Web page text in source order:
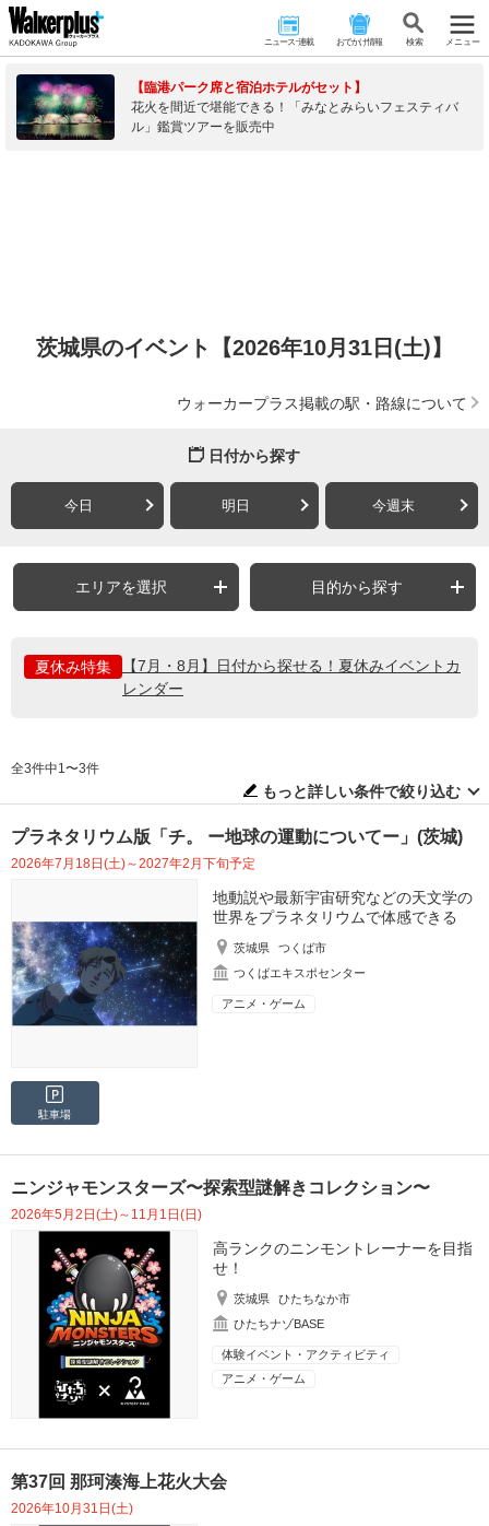
ニュース･連載 おでかけ情報 検 索 メニュー
【臨港パーク席と宿泊ホテルがセット】
花火を間近で堪能できる！「みなとみらいフェスティバ
ル」鑑賞ツアーを販売中
茨城県のイベント【2026年10月31日(土)】
ウォーカープラス掲載の駅・路線について
日付から探す
今日 明日 今週末
エリアを選択 目的から探す
夏休み特集
【7月・8月】日付から探せる！夏休みイベントカ
レンダー
全3件中1〜3件
もっと詳しい条件で絞り込む
プラネタリウム版「チ。 ー地球の運動についてー」(茨城)
2026年7月18日(土)～2027年2月下旬予定
地動説や最新宇宙研究などの天文学の
世界をプラネタリウムで体感できる
茨城県
つくば市
つくばエキスポセンター
アニメ・ゲーム
駐車場
ニンジャモンスターズ〜探索型謎解きコレクション〜
2026年5月2日(土)～11月1日(日)
高ランクのニンモントレーナーを目指
せ！
茨城県
ひたちなか市
ひたちナゾBASE
体験イベント・アクティビティ
アニメ・ゲーム
第37回 那珂湊海上花火大会
2026年10月31日(土)